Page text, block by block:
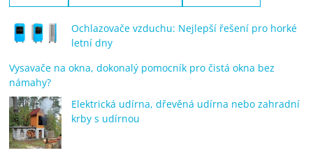
Ochlazovače vzduchu: Nejlepší řešení pro horké
letní dny
Vysavače na okna, dokonalý pomocník pro čistá okna bez
námahy?
Elektrická udírna, dřevěná udírna nebo zahradní
krby s udírnou